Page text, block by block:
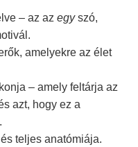
– az az egyszó,
amelyekre az élet
– amely feltárja az
azt, hogy ez a
teljes anatómiája.